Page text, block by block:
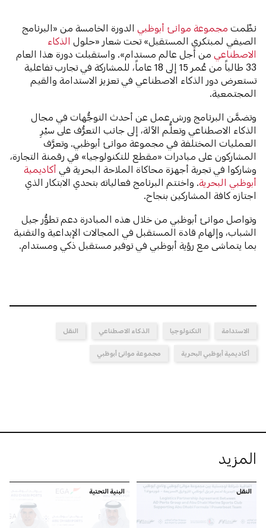
نظّمتمجموعة موانئ أبوظبي الدورة الخامسة من «البرنامج
الصيفي لمبتكري المستقبل» تحت شعار «حلولالذكاء
الاصطناعي من أجل عالم مستدام». واستقبلت دورة هذا العام
33 طالباً من عُمر 15 إلى 18 عاماً، للمشاركة في تجارب تفاعلية
تستعرض دور الذكاء الاصطناعي في تعزيز الاستدامة والقيم
المجتمعية.
وتضمَّن البرنامج ورش عمل عن أحدث التوجُّهات في مجال
الذكاء الاصطناعي وتعلُّم الآلة، إلى جانب التعرُّف على سيْرِ
العمليات المختلفة في مجموعة موانئ أبوظبي. وتعرَّف
المشاركون على مبادرات «مقطع للتكنولوجيا» في رقمنة التجارة،
وشاركوا في تجربة أجهزة محاكاة الملاحة البحرية في أكاديمية
أبوظبي البحرية. واختتم البرنامج فعالياته بتحدي الابتكار الذي
اجتازه كافة المشاركين بنجاح.
وتواصل موانئ أبوظبي من خلال هذه المبادرة دعم تطوُّر جيل
الشباب، وإلهام قادة المستقبل في المجالات الإبداعية والتقنية
بما يتماشى مع رؤية أبوظبي في توفير مستقبل ذكي ومستدام.
الاستدامة التكنولوجيا الذكاء الاصطناعي النقل
أكاديمية أبوظبي البحرية مجموعة موانئ أبوظبي
المزيد
النقل البنية التحتية